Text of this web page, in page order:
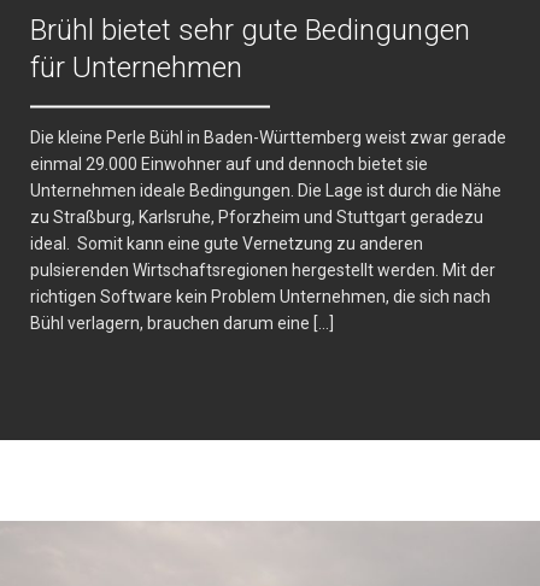
Brühl bietet sehr gute Bedingungen
für Unternehmen
Die kleine Perle Bühl in Baden-Württemberg weist zwar gerade
einmal 29.000 Einwohner auf und dennoch bietet sie
Unternehmen ideale Bedingungen. Die Lage ist durch die Nähe
zu Straßburg, Karlsruhe, Pforzheim und Stuttgart geradezu
ideal. Somit kann eine gute Vernetzung zu anderen
pulsierenden Wirtschaftsregionen hergestellt werden. Mit der
richtigen Software kein Problem Unternehmen, die sich nach
Bühl verlagern, brauchen darum eine […]